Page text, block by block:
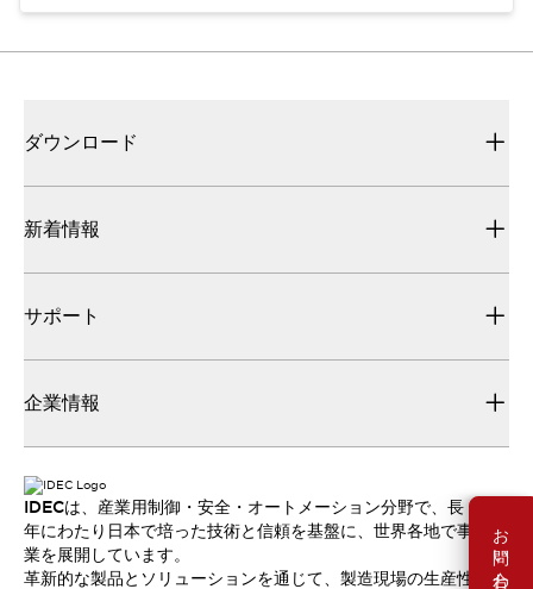
お問い合わせ
ダウンロード
新着情報
サポート
企業情報
IDECは、産業用制御・安全・オートメーション分野で、長
年にわたり日本で培った技術と信頼を基盤に、世界各地で事
業を展開しています。
革新的な製品とソリューションを通じて、製造現場の生産性